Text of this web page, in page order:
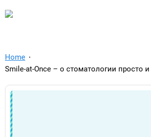
TelegramAds.com
Home
Smile-at-Once – о стоматологии просто